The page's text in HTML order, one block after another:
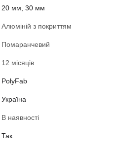
20 мм, 30 мм
Алюміній з покриттям
Помаранчевий
12 місяців
PolyFab
Україна
В наявності
Так